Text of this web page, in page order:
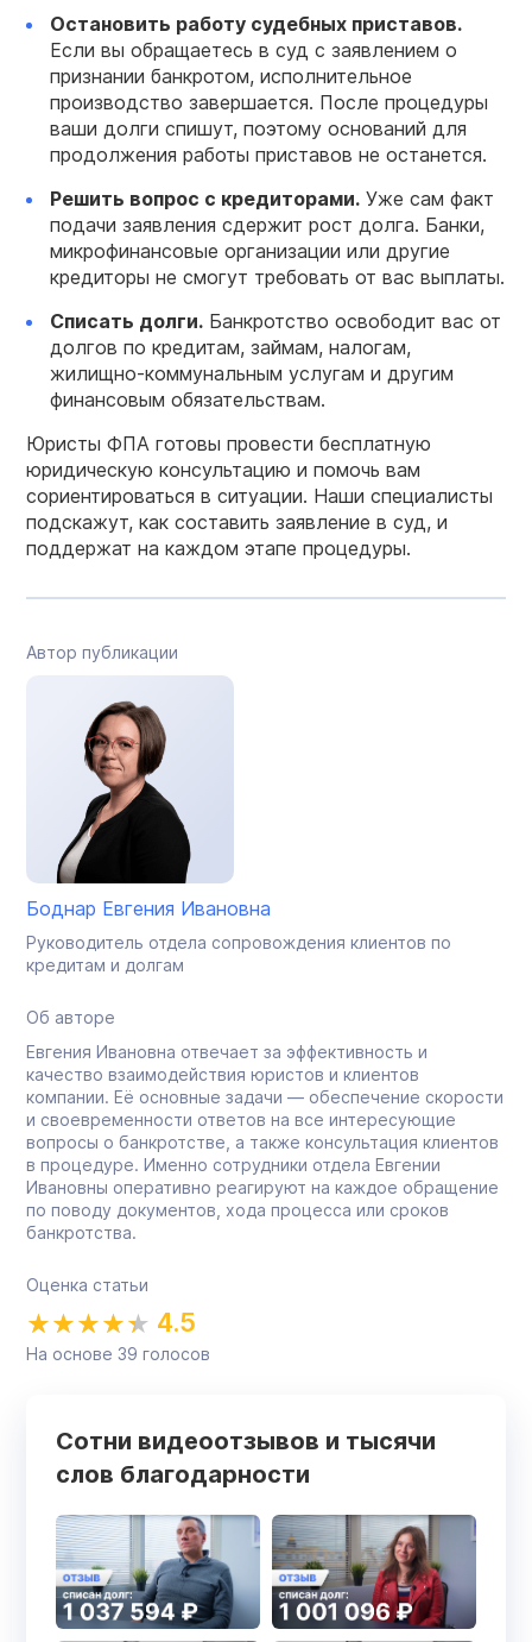
Остановить работу судебных приставов.
Если вы обращаетесь в суд с заявлением о
признании банкротом, исполнительное
производство завершается. После процедуры
ваши долги спишут, поэтому оснований для
продолжения работы приставов не останется.
Решить вопрос с кредиторами. Уже сам факт
подачи заявления сдержит рост долга. Банки,
микрофинансовые организации или другие
кредиторы не смогут требовать от вас выплаты.
Списать долги. Банкротство освободит вас от
долгов по кредитам, займам, налогам,
жилищно-коммунальным услугам и другим
финансовым обязательствам.
Юристы ФПА готовы провести бесплатную
юридическую консультацию и помочь вам
сориентироваться в ситуации. Наши специалисты
подскажут, как составить заявление в суд, и
поддержат на каждом этапе процедуры.
Автор публикации
Боднар Евгения Ивановна
Руководитель отдела сопровождения клиентов по
кредитам и долгам
Об авторе
Евгения Ивановна отвечает за эффективность и
качество взаимодействия юристов и клиентов
компании. Её основные задачи — обеспечение скорости
и своевременности ответов на все интересующие
вопросы о банкротстве, а также консультация клиентов
в процедуре. Именно сотрудники отдела Евгении
Ивановны оперативно реагируют на каждое обращение
по поводу документов, хода процесса или сроков
банкротства.
Оценка статьи
4.5
На основе 39 голосов
Сотни видеоотзывов и тысячи
слов благодарности